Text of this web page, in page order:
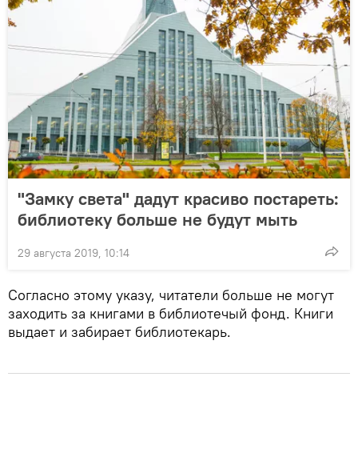
"Замку света" дадут красиво постареть:
библиотеку больше не будут мыть
29 августа 2019, 10:14
Согласно этому указу, читатели больше не могут
заходить за книгами в библиотечый фонд. Книги
выдает и забирает библиотекарь.